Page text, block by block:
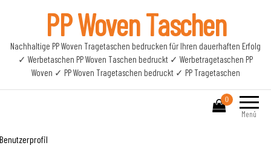
PP Woven Taschen
Nachhaltige PP Woven Tragetaschen bedrucken für Ihren dauerhaften Erfolg
✓ Werbetaschen PP Woven Taschen bedruckt ✓ Werbetragetaschen PP
Woven ✓ PP Woven Tragetaschen bedruckt ✓ PP Tragetaschen
Menü
0